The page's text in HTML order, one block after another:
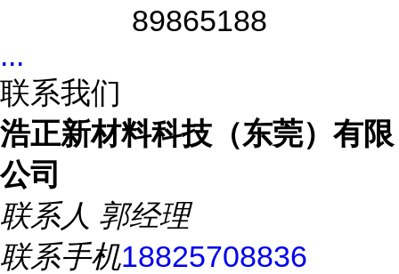
89865188
...
联系我们
浩正新材料科技（东莞）有限
公司
联系人 郭经理
联系手机18825708836